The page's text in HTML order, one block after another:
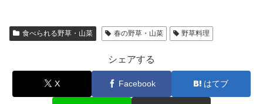
食べられる野草・山菜 春の野草・山菜 野草料理
シェアする
X Facebook はてブ